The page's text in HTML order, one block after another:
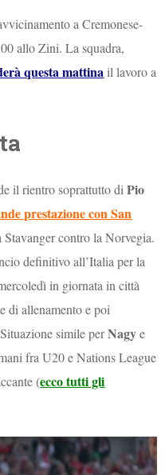
a Cremonese-
allo Zini. La squadra,
questa mattina il lavoro a
il rientro soprattutto diPio
prestazione con San
contro la Norvegia.
definitivo all’Italia per la
in giornata in città
di allenamento e poi
simile perNagye
fra U20 e Nations League
(ecco tutti gli